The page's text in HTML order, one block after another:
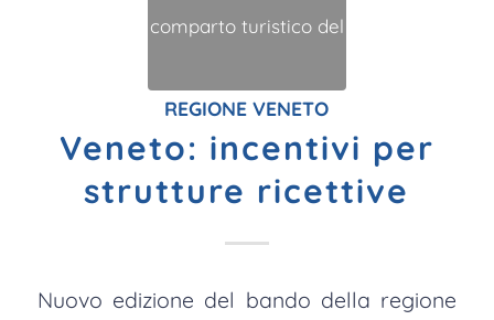
REGIONE VENETO
Veneto: incentivi per
strutture ricettive
Nuovo edizione del bando della regione